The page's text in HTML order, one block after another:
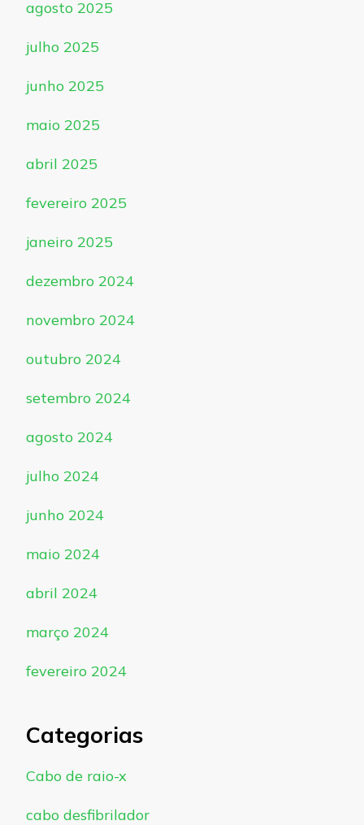
agosto 2025
julho 2025
junho 2025
maio 2025
abril 2025
fevereiro 2025
janeiro 2025
dezembro 2024
novembro 2024
outubro 2024
setembro 2024
agosto 2024
julho 2024
junho 2024
maio 2024
abril 2024
março 2024
fevereiro 2024
Categorias
Cabo de raio-x
cabo desfibrilador